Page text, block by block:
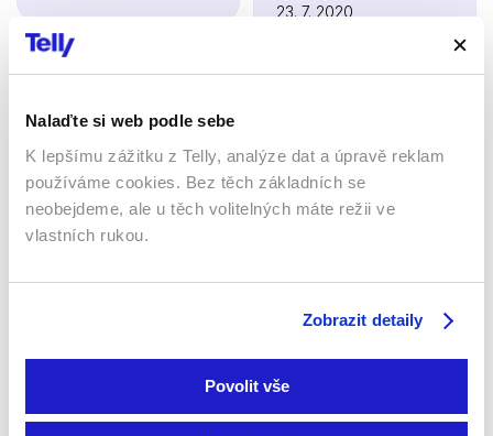
Nalaďte si web podle sebe
K lepšímu zážitku z Telly, analýze dat a úpravě reklam
používáme cookies. Bez těch základních se
neobejdeme, ale u těch volitelných máte režii ve
vlastních rukou.
Zobrazit detaily
Povolit vše
23. 7. 2020
nabídky program CNN
Z DIGI je Telly. Co